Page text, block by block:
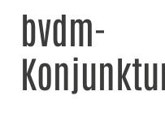
bvdm-